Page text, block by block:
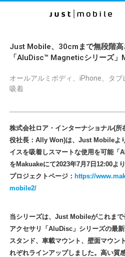
Just Mobile、30cmまで無段階高
「AluDisc™ Magneticシリーズ
オールアルミボディ、iPhone、タ
吸着
株式会社ロア・インターナショナル(
役社長：Ally Won)は、Just Mobileよ
イスを吸着しスマートな使用を可能
をMakuakeにて2023年7月7日12:00よ
プロジェクトページ： https://
mobile2/
当シリーズは、Just Mobileがこれま
アクセサリ「AluDisc」シリーズの最
スタンド、車載マウント、壁面マウン
れぞれラインアップしました。高い質